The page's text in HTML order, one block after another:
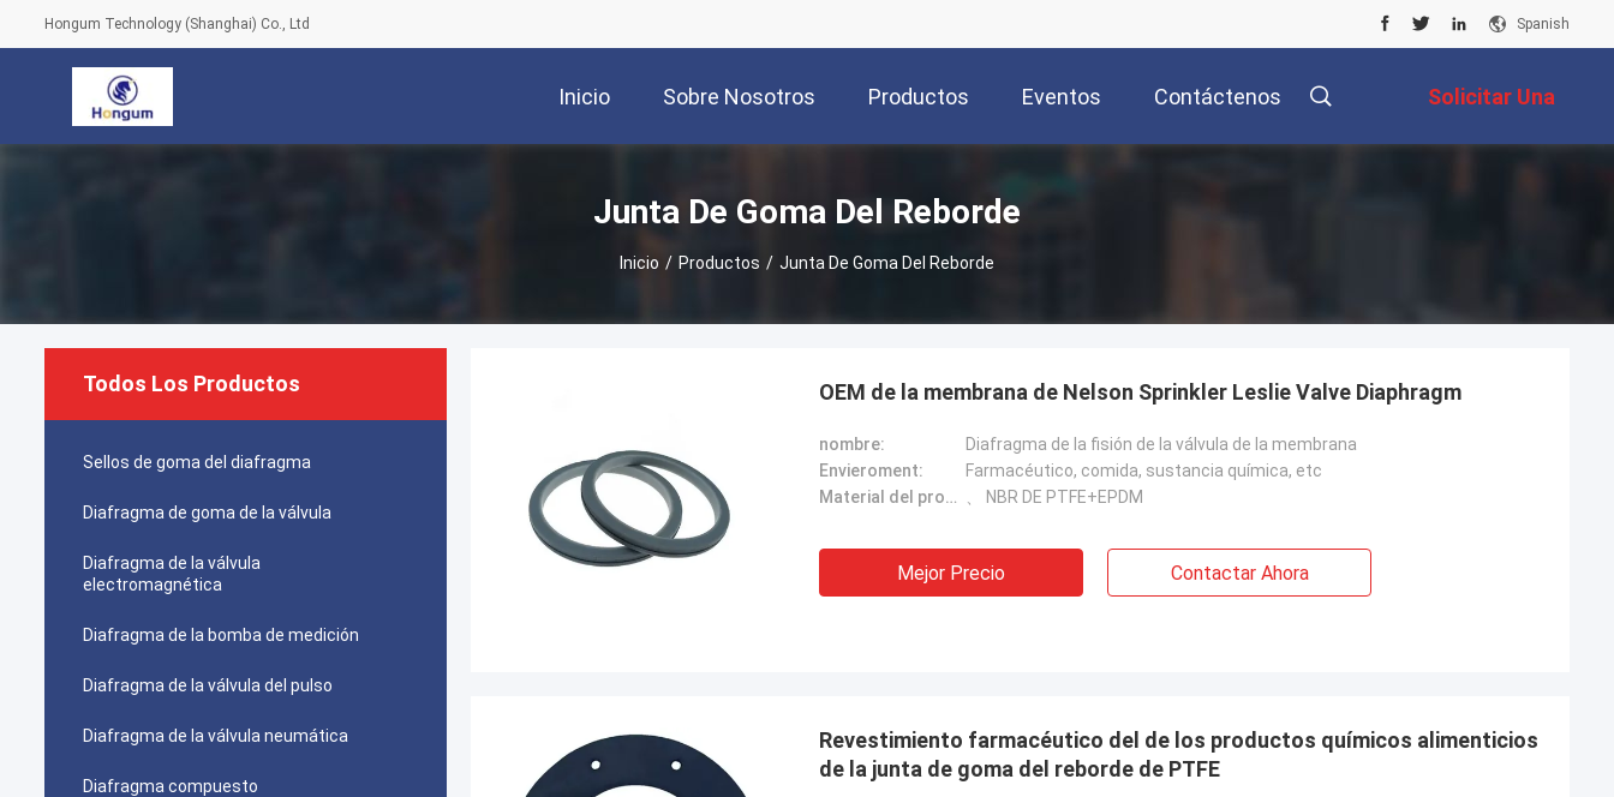
Hongum Technology (Shanghai) Co., Ltd Spanish
Inicio Sobre Nosotros Productos Eventos Contáctenos Solicitar Una
Cotización
Junta De Goma Del Reborde
Inicio / Productos / Junta De Goma Del Reborde
Todos Los Productos
Sellos de goma del diafragma
Diafragma de goma de la válvula
Diafragma de la válvula
electromagnética
Diafragma de la bomba de medición
Diafragma de la válvula del pulso
Diafragma de la válvula neumática
Diafragma compuesto
OEM de la membrana de Nelson Sprinkler Leslie Valve Diaphragm
nombre:
Diafragma de la fisión de la válvula de la membrana
Envieroment:
Farmacéutico, comida, sustancia química, etc
Material del producto:
、 NBR DE PTFE+EPDM
Mejor Precio Contactar Ahora
Revestimiento farmacéutico del de los productos químicos alimenticios
de la junta de goma del reborde de PTFE